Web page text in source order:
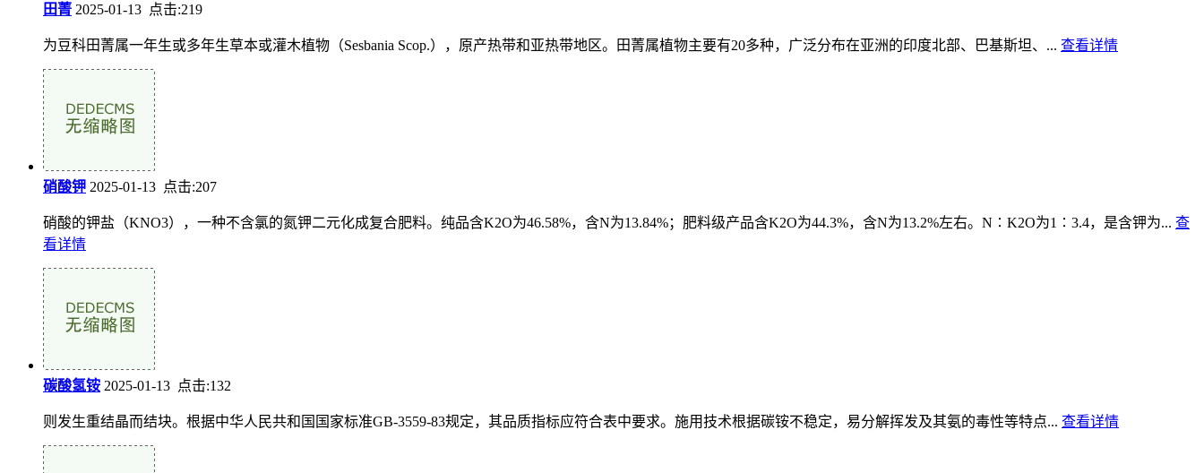
田菁 2025-01-13 点击:219
为豆科田菁属一年生或多年生草本或灌木植物（Sesbania Scop.），原产热带和亚热带地区。田菁属植物主要有20多种，广泛分布在亚洲的印度北部、巴基斯坦、... 查看详情
硝酸钾 2025-01-13 点击:207
硝酸的钾盐（KNO3），一种不含氯的氮钾二元化成复合肥料。纯品含K2O为46.58%，含N为13.84%；肥料级产品含K2O为44.3%，含N为13.2%左右。N∶K2O为1∶3.4，是含钾为... 查
看详情
碳酸氢铵 2025-01-13 点击:132
则发生重结晶而结块。根据中华人民共和国国家标准GB-3559-83规定，其品质指标应符合表中要求。施用技术根据碳铵不稳定，易分解挥发及其氨的毒性等特点... 查看详情